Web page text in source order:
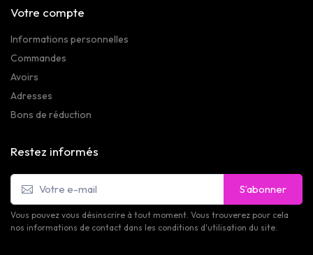
Votre compte
Informations personnelles
Commandes
Avoirs
Adresses
Bons de réduction
Restez informés
S’abonner
Vous pouvez vous désinscrire à tout moment. Vous trouverez pour cela
nos informations de contact dans les conditions d'utilisation du site.